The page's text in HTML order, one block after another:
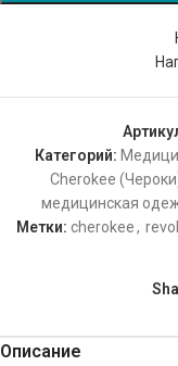
Категорий:
Cherokee
медицинская
Метки: cherokee,
Описание